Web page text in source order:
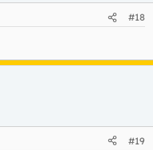
#18
#19